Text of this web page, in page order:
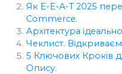
Як E-E-A-T 2025
Commerce.
Архітектура
Чеклист.
5 Ключових Кроків
Опису.